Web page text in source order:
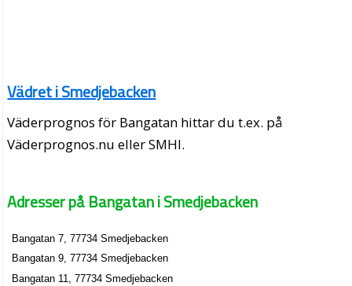
Vädret i Smedjebacken
Väderprognos för Bangatan hittar du t.ex. på
Väderprognos.nu eller SMHI.
Adresser på Bangatan i Smedjebacken
Bangatan 7, 77734 Smedjebacken
Bangatan 9, 77734 Smedjebacken
Bangatan 11, 77734 Smedjebacken